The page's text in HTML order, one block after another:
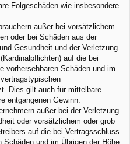
Folgeschäden wie insbesondere
außer bei vorsätzlichem
oder bei Schäden aus der
Gesundheit und der Verletzung
auf die bei
vorhersehbaren Schäden und im
Dies gilt auch für mittelbare
entgangenen Gewinn.
außer bei der Verletzung
oder vorsätzlichem oder grob
auf die bei Vertragsschluss
und im Übrigen der Höhe